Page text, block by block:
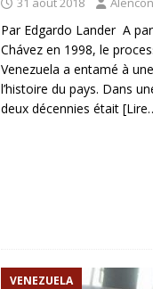
Par Edgardo Lander A
Chávez en 1998, le
Venezuela a entamé à
l’histoire du pays. Dans
deux décennies était
VENEZUELA